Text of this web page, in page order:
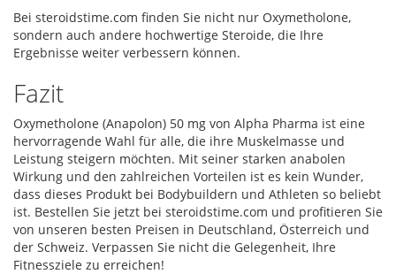
Bei steroidstime.com finden Sie nicht nur Oxymetholone,
sondern auch andere hochwertige Steroide, die Ihre
Ergebnisse weiter verbessern können.
Fazit
Oxymetholone (Anapolon) 50 mg von Alpha Pharma ist eine
hervorragende Wahl für alle, die ihre Muskelmasse und
Leistung steigern möchten. Mit seiner starken anabolen
Wirkung und den zahlreichen Vorteilen ist es kein Wunder,
dass dieses Produkt bei Bodybuildern und Athleten so beliebt
ist. Bestellen Sie jetzt bei steroidstime.com und profitieren Sie
von unseren besten Preisen in Deutschland, Österreich und
der Schweiz. Verpassen Sie nicht die Gelegenheit, Ihre
Fitnessziele zu erreichen!